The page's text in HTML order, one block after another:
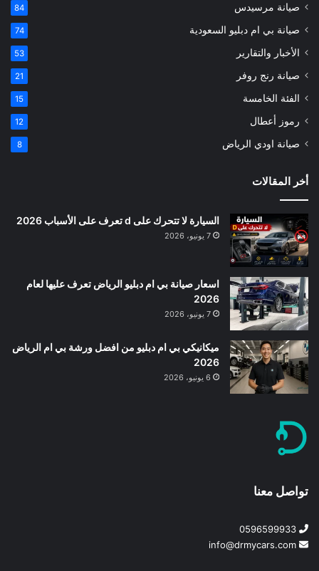
صيانة مرسيدس 84
صيانة بي ام دبليو السعودية 74
الأخبار والتقارير 53
صيانة رنج روفر 21
الفئة الخامسة 15
رموز أعطال 12
صيانة اودي الرياض 8
أخر المقالات
السيارة لا تتحرك على d تعرف على الأسباب 2026
7 يونيو، 2026
اسعار صيانة بي ام دبليو الرياض تعرف عليها لعام
2026
7 يونيو، 2026
ميكانيكي بي ام دبليو من افضل ورشة بي ام الرياض
2026
6 يونيو، 2026
تواصل معنا
0596599933
info@drmycars.com